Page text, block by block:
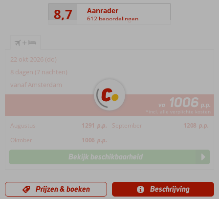
8,7 Aanrader
612 beoordelingen
+
22 okt 2026 (do)
8 dagen (7 nachten)
vanaf Amsterdam
va 1006 p.p.
*incl. alle verplichte kosten
Augustus 1291 p.p. September 1208 p.p.
Oktober
1006 p.p.
Bekijk beschikbaarheid
Prijzen & boeken Beschrijving